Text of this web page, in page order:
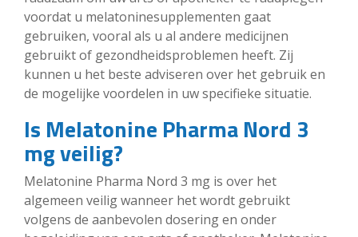
voordat u melatoninesupplementen gaat
gebruiken, vooral als u al andere medicijnen
gebruikt of gezondheidsproblemen heeft. Zij
kunnen u het beste adviseren over het gebruik en
de mogelijke voordelen in uw specifieke situatie.
Is Melatonine Pharma Nord 3
mg veilig?
Melatonine Pharma Nord 3 mg is over het
algemeen veilig wanneer het wordt gebruikt
volgens de aanbevolen dosering en onder